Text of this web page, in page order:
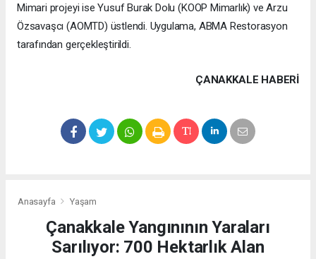
Mimari projeyi ise Yusuf Burak Dolu (KOOP Mimarlık) ve Arzu
Özsavaşcı (AOMTD) üstlendi. Uygulama, ABMA Restorasyon
tarafından gerçekleştirildi.
ÇANAKKALE HABERİ
Anasayfa Yaşam
Çanakkale Yangınının Yaraları
Sarılıyor: 700 Hektarlık Alan